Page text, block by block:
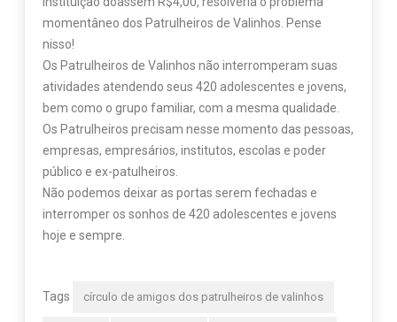
momentâneo dos Patrulheiros de Valinhos. Pense
nisso!
Os Patrulheiros de Valinhos não interromperam suas
atividades atendendo seus 420 adolescentes e jovens,
bem como o grupo familiar, com a mesma qualidade.
Os Patrulheiros precisam nesse momento das pessoas,
empresas, empresários, institutos, escolas e poder
público e ex-patulheiros.
Não podemos deixar as portas serem fechadas e
interromper os sonhos de 420 adolescentes e jovens
hoje e sempre.
Tags círculo de amigos dos patrulheiros de valinhos